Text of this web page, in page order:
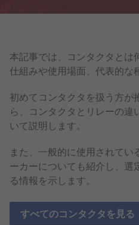
本記事では、コンタクタとは
仕組みや使用場面、代表的な
初めてコンタクタを扱う方
ら、コンタクタとリレーの
いて説明します。
また、一般的に使用されてい
ーカーについても紹介し、選
る情報を示します。
すべてのコンタクタを見る